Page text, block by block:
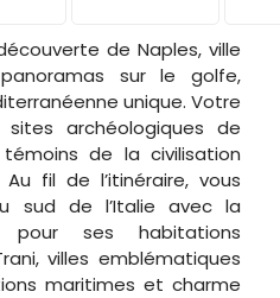
de Naples, ville
sur le golfe,
unique. Votre
archéologiques de
de la civilisation
Au fil de l’itinéraire, vous
sud de l’Italie avec la
pour ses habitations
villes emblématiques
maritimes et charme